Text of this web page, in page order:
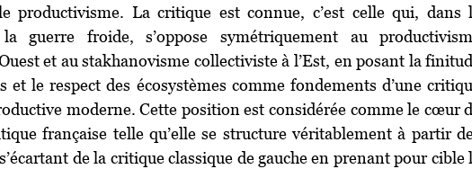
productivisme. La critique est connue, c’est celle qui, dans
guerre froide, s’oppose symétriquement au
et au stakhanovisme collectiviste à l’Est, en posant la
et le respect des écosystèmes comme fondements d’une
moderne. Cette position est considérée comme le cœur
française telle qu’elle se structure véritablement à partir
de la critique classique de gauche en prenant pour cible